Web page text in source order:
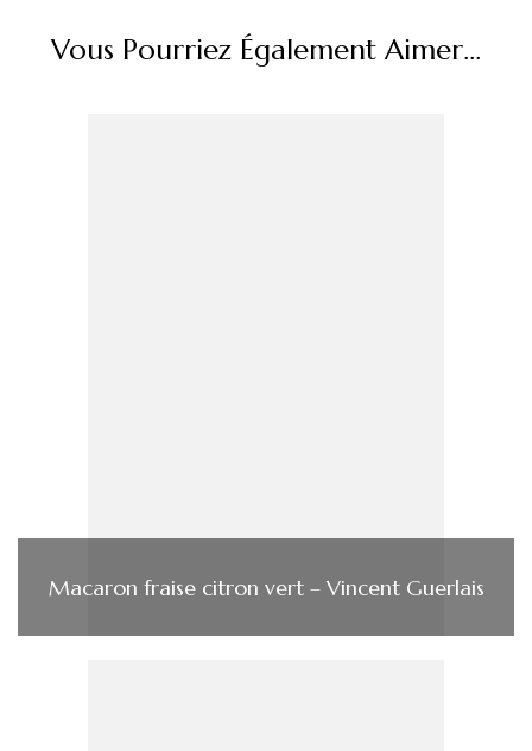
Vous Pourriez Également Aimer...
Macaron fraise citron vert – Vincent Guerlais